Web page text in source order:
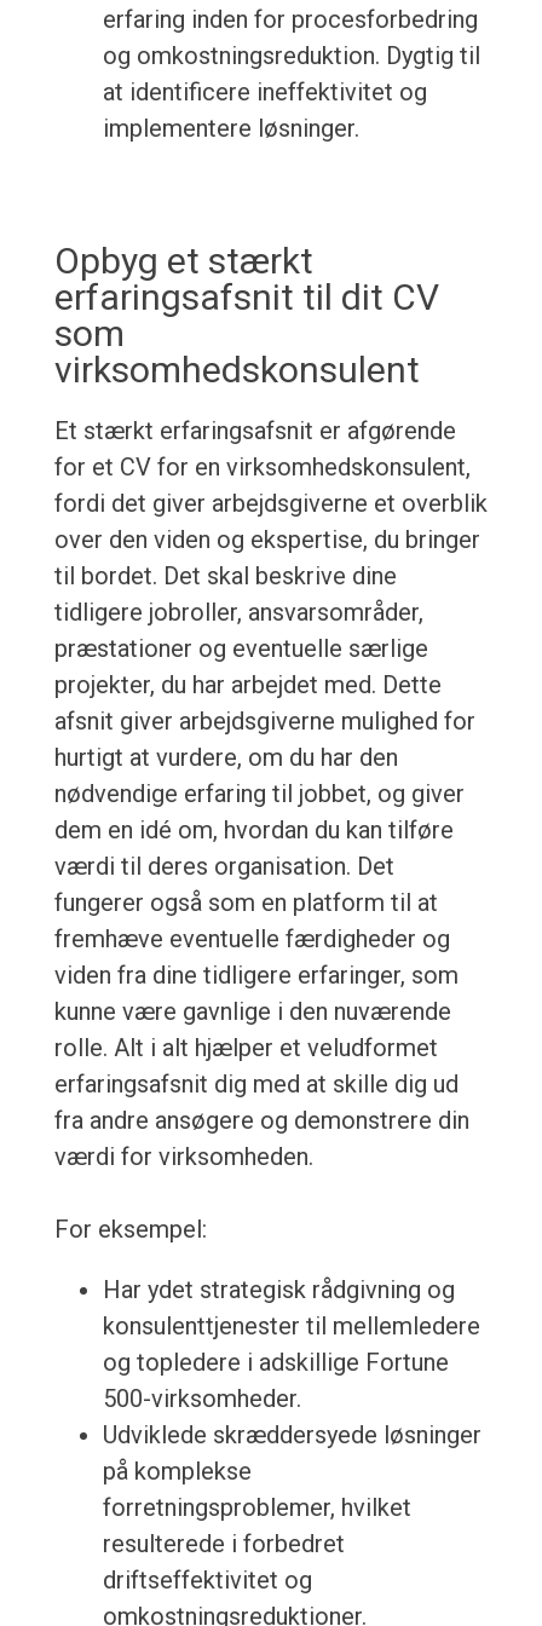
erfaring inden for procesforbedring
og omkostningsreduktion. Dygtig til
at identificere ineffektivitet og
implementere løsninger.
Opbyg et stærkt
erfaringsafsnit til dit CV
som
virksomhedskonsulent
Et stærkt erfaringsafsnit er afgørende
for et CV for en virksomhedskonsulent,
fordi det giver arbejdsgiverne et overblik
over den viden og ekspertise, du bringer
til bordet. Det skal beskrive dine
tidligere jobroller, ansvarsområder,
præstationer og eventuelle særlige
projekter, du har arbejdet med. Dette
afsnit giver arbejdsgiverne mulighed for
hurtigt at vurdere, om du har den
nødvendige erfaring til jobbet, og giver
dem en idé om, hvordan du kan tilføre
værdi til deres organisation. Det
fungerer også som en platform til at
fremhæve eventuelle færdigheder og
viden fra dine tidligere erfaringer, som
kunne være gavnlige i den nuværende
rolle. Alt i alt hjælper et veludformet
erfaringsafsnit dig med at skille dig ud
fra andre ansøgere og demonstrere din
værdi for virksomheden.
For eksempel:
Har ydet strategisk rådgivning og
konsulenttjenester til mellemledere
og topledere i adskillige Fortune
500-virksomheder.
Udviklede skræddersyede løsninger
på komplekse
forretningsproblemer, hvilket
resulterede i forbedret
driftseffektivitet og
omkostningsreduktioner.